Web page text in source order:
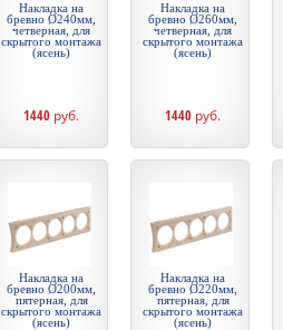
Накладка на
бревно Ø240мм,
четверная, для
скрытого монтажа
(ясень)
1440 руб.
Накладка на
бревно Ø260мм,
четверная, для
скрытого монтажа
(ясень)
1440 руб.
Накладка на
бревно Ø200мм,
пятерная, для
скрытого монтажа
(ясень)
Накладка на
бревно Ø220мм,
пятерная, для
скрытого монтажа
(ясень)